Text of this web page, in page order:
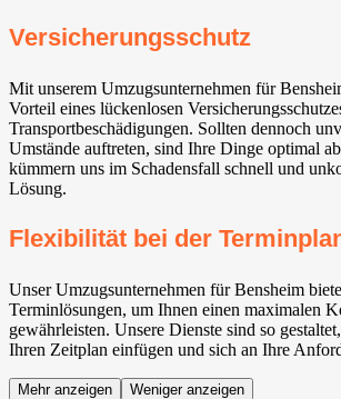
Versicherungsschutz
Mit unserem Umzugsunternehmen für
Vorteil eines lückenlosen
Transportbeschädigungen. Sollten dennoch
Umstände auftreten, sind Ihre Dinge optimal
kümmern uns im Schadensfall schnell und
Lösung.
Flexibilität bei der
Unser Umzugsunternehmen für Bensheim
Terminlösungen, um Ihnen einen maximalen
gewährleisten. Unsere Dienste sind so
Ihren Zeitplan einfügen und sich an Ihre
Mehr anzeigen Weniger anzeigen